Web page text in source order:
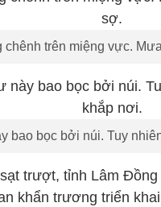
chênh trên miệng vực.
bao bọc bởi núi. Tuy